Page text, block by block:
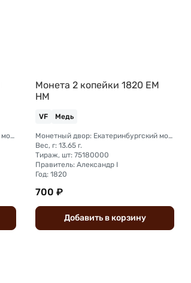
Монетный двор: Екатеринбургский монетный двор
Монета 2 копейки 1820 ЕМ
НМ
VF Медь
Монетный двор: Екатеринбургский монетный двор
Вес, г: 13.65 г.
Тираж, шт: 75180000
Правитель: Александр I
Год: 1820
700 ₽
Добавить вкорзину